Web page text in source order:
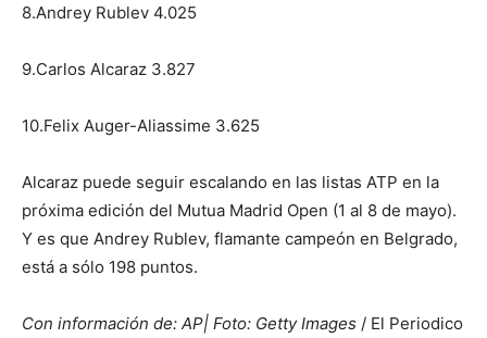
8.Andrey Rublev 4.025
9.Carlos Alcaraz 3.827
10.Felix Auger-Aliassime 3.625
Alcaraz puede seguir escalando en las listas ATP en la
próxima edición del Mutua Madrid Open (1 al 8 de mayo).
Y es que Andrey Rublev, flamante campeón en Belgrado,
está a sólo 198 puntos.
Con información de: AP| Foto: Getty Images / El Periodico